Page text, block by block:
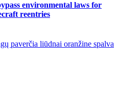
environmental laws for
reentries
paverčia liūdnai oranžine spalva